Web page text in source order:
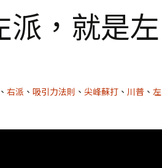
派，就是左
、 右派 、 吸引力法則 、 尖峰蘇打 、 川普 、 左